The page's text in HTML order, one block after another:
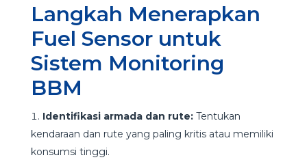
Langkah Menerapkan
Fuel Sensor untuk
Sistem Monitoring
BBM
Identifikasi armada dan rute:Tentukan
kendaraan dan rute yang paling kritis atau memiliki
konsumsi tinggi.